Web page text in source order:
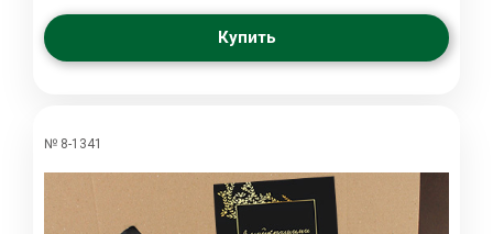
Купить
№ 8-1341